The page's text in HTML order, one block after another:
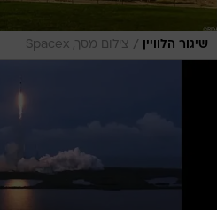
שיגור הלוויין / צילום מסך, Spacex